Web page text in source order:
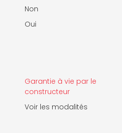
Non
Oui
Garantie à vie par le
constructeur
Voir les modalités